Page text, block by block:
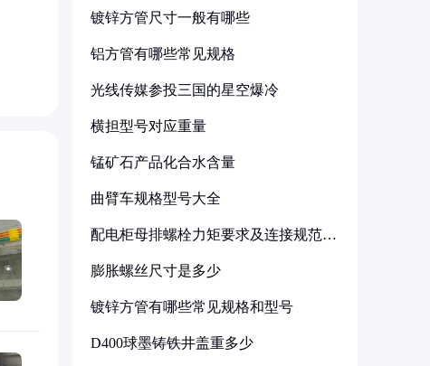
镀锌方管尺寸一般有哪些
铝方管有哪些常见规格
光线传媒参投三国的星空爆冷
横担型号对应重量
锰矿石产品化合水含量
曲臂车规格型号大全
配电柜母排螺栓力矩要求及连接规范详
膨胀螺丝尺寸是多少
镀锌方管有哪些常见规格和型号
D400球墨铸铁井盖重多少